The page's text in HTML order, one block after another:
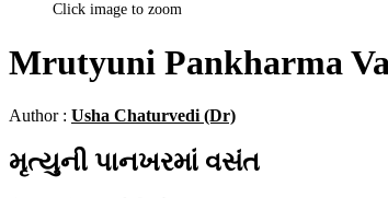
Click image to zoom
Mrutyuni Pankharma
Author : Usha Chaturvedi (Dr)
મૃત્યુની પાનખરમાં વસંત